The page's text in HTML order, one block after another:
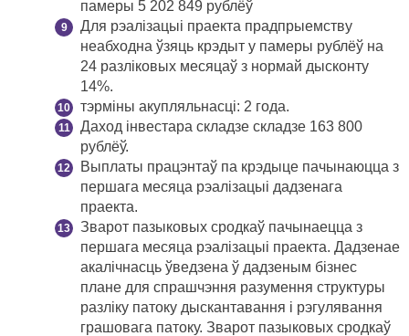
памеры 5 202 849 рублёў
Для рэалізацыі праекта прадпрыемству
неабходна ўзяць крэдыт у памеры рублёў на
24 разліковых месяцаў з нормай дысконту
14%.
тэрміны акупляльнасці: 2 года.
Даход інвестара складзе складзе 163 800
рублёў.
Выплаты працэнтаў па крэдыце пачынаюцца з
першага месяца рэалізацыі дадзенага
праекта.
Зварот пазыковых сродкаў пачынаецца з
першага месяца рэалізацыі праекта. Дадзенае
акалічнасць ўведзена ў дадзеным бізнес
плане для спрашчэння разумення структуры
разліку патоку дыскантавання і рэгулявання
грашовага патоку. Зварот пазыковых сродкаў